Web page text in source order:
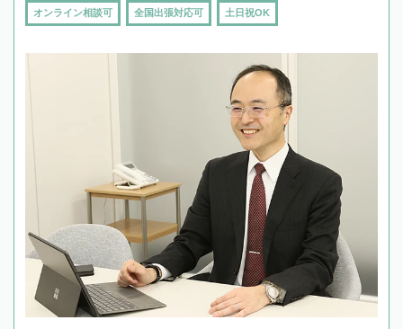
オンライン相談可 全国出張対応可 土日祝OK